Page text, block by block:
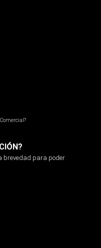
brevedad para poder